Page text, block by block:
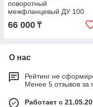
поворотный
межфланцевый ДУ 100
66 000 ₸
О нас
Рейтинг не
Менее 5 отзывов за
Работает с